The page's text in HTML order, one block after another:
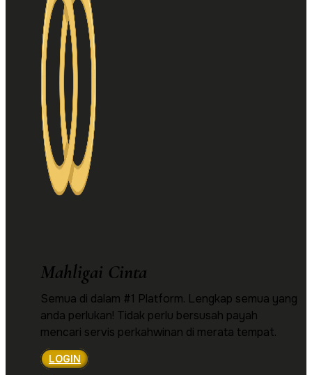
Mahligai Cinta
Semua di dalam #1 Platform. Lengkap semua yang
anda perlukan! Tidak perlu bersusah payah
mencari servis perkahwinan di merata tempat.
LOGIN